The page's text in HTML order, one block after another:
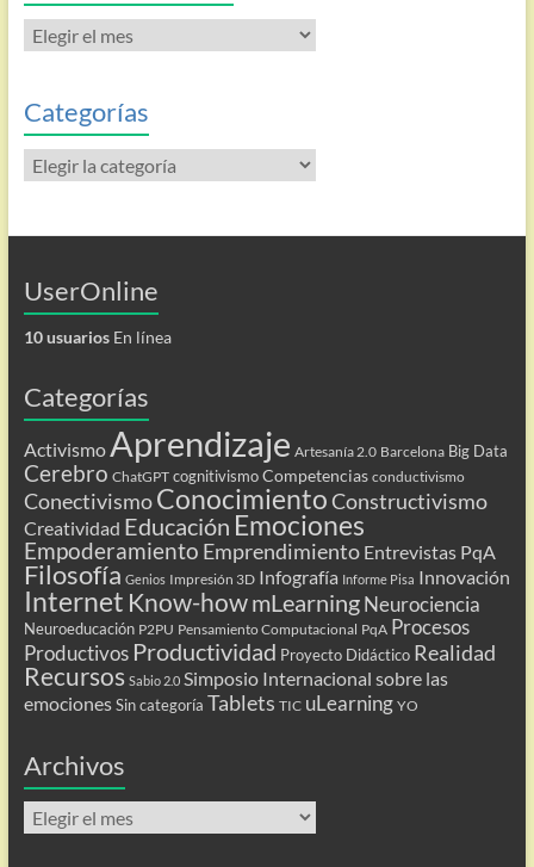
Todas
las
Categorías
Categorías
UserOnline
10 usuariosEn línea
Categorías
Activismo Aprendizaje Artesanía 2.0 Barcelona Big Data
Cerebro ChatGPT cognitivismo Competencias conductivismo
ConectivismoConocimientoConstructivismo
Creatividad Educación Emociones
Empoderamiento Emprendimiento Entrevistas PqA
Filosofía Genios Impresión 3D Infografía Informe Pisa Innovación
Internet Know-howmLearning Neurociencia
Neuroeducación P2PU Pensamiento Computacional PqA Procesos
Productivos Productividad Proyecto Didáctico Realidad
Recursos Sabio 2.0 Simposio Internacional sobre las
emociones Sin categoría Tablets TIC uLearning YO
Archivos
Archivos